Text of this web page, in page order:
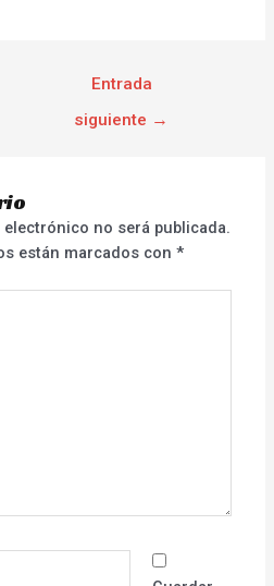
Entrada
siguiente →
no será publicada.
están marcados con*